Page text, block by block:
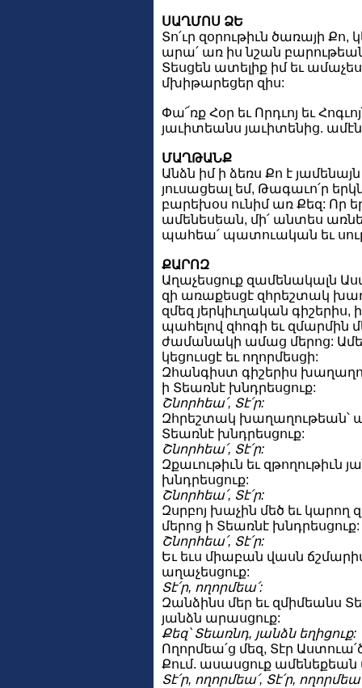
ՍԱՂՄՈՍ ՁԵ
Տո՛ւր զօրութիւն ծառայի Քո,
արա՛ առ իս նշան
Տեսցեն ատելիք իմ եւ
մխիթարեցեր զիս:
Փա՜ռք Հօր եւ Որդւոյ եւ
յաւիտեանս յաւիտենից.
ՄԱՂԹԱՆՔ
Անձն իմ ի ձեռս Քո է
յուսացեալ եմ, Թագաւո՛ր
բարեխօս ունիմ առ Քեզ: Որ
ամենեսեան, մի՛ անտես
պահեա՛ պատուական եւ
ՔԱՐՈԶ
Աղաչեսցուք զամենակալն
զի առաքեսցէ զհրեշտակ
զմեզ յերկիւղական գիշերիս,
պահելով զհոգի եւ զմարմին
ժամանակի ամաց մերոց:
կեցուսցէ եւ ողորմեսցի:
Զհանգիստ գիշերիս
ի Տեառնէ խնդրեսցուք:
Շնորհեա՛, Տէ՛ր:
Զհրեշտակ խաղաղութեան՝
Տեառնէ խնդրեսցուք:
Շնորհեա՛, Տէ՛ր:
Զքաւութիւն եւ զթողութիւն
խնդրեսցուք:
Շնորհեա՛, Տէ՛ր:
Զսրբոյ խաչին մեծ եւ կարող
մերոց ի Տեառնէ խնդրեսցուք:
Շնորհեա՛, Տէ՛ր:
Եւ եւս միաբան վասն
աղաչեսցուք:
Տէ՛ր, ողորմեա՛:
Զանձինս մեր եւ զմիմեանս
յանձն արասցուք:
Քեզ՝ Տեառնդ, յանձն եղիցուք:
Ողորմեա՛ց մեզ, Տէր
Քում. ասասցուք
Տէ՛ր, ողորմեա՛, Տէ՛ր,